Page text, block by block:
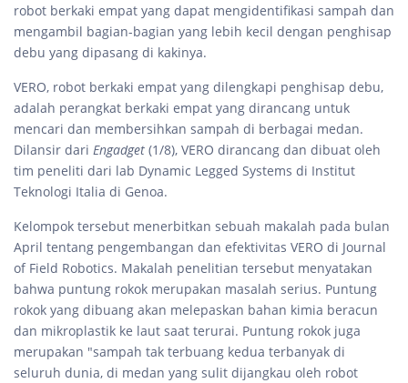
robot berkaki empat yang dapat mengidentifikasi sampah dan
mengambil bagian-bagian yang lebih kecil dengan penghisap
debu yang dipasang di kakinya.
VERO, robot berkaki empat yang dilengkapi penghisap debu,
adalah perangkat berkaki empat yang dirancang untuk
mencari dan membersihkan sampah di berbagai medan.
Dilansir dari Engadget (1/8), VERO dirancang dan dibuat oleh
tim peneliti dari lab Dynamic Legged Systems di Institut
Teknologi Italia di Genoa.
Kelompok tersebut menerbitkan sebuah makalah pada bulan
April tentang pengembangan dan efektivitas VERO di Journal
of Field Robotics. Makalah penelitian tersebut menyatakan
bahwa puntung rokok merupakan masalah serius. Puntung
rokok yang dibuang akan melepaskan bahan kimia beracun
dan mikroplastik ke laut saat terurai. Puntung rokok juga
merupakan "sampah tak terbuang kedua terbanyak di
seluruh dunia, di medan yang sulit dijangkau oleh robot